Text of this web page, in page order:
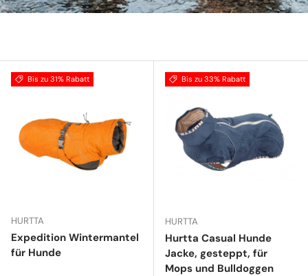
Bis zu 31% Rabatt
HURTTA
Expedition Wintermantel
für Hunde
Bis zu 33% Rabatt
HURTTA
Hurtta Casual Hunde
Jacke, gesteppt, für
Mops und Bulldoggen